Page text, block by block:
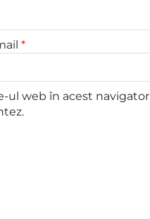
*
ul web în acest navigator